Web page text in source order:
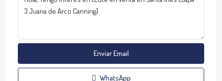
Enviar Email
WhatsApp